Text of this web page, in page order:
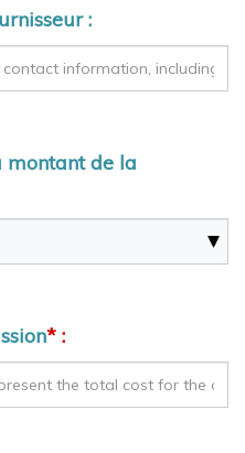
:
montant de la
* :